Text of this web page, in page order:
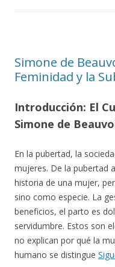
Simone de
Feminidad y la
Introducción: El
Simone de
En la pubertad, la
mujeres. De la pubertad
historia de una mujer,
sino como especie. La
beneficios, el parto es
servidumbre. Estos son
no explican por qué la
humano se distingue